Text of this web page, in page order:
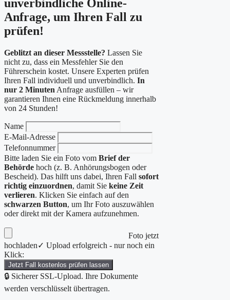
unverbindliche Online-
Anfrage, um Ihren Fall zu
prüfen!
Geblitzt an dieser Messstelle? Lassen Sie
nicht zu, dass ein Messfehler Sie den
Führerschein kostet. Unsere Experten prüfen
Ihren Fall individuell und unverbindlich. In
nur 2 Minuten Anfrage ausfüllen – wir
garantieren Ihnen eine Rückmeldung innerhalb
von 24 Stunden!
Name
E-Mail-Adresse
Telefonnummer
Bitte laden Sie ein Foto vom Brief der
Behörde hoch (z. B. Anhörungsbogen oder
Bescheid). Das hilft uns dabei, Ihren Fall sofort
richtig einzuordnen, damit Sie keine Zeit
verlieren. Klicken Sie einfach auf den
schwarzen Button, um Ihr Foto auszuwählen
oder direkt mit der Kamera aufzunehmen.
Foto jetzt
hochladen✓ Upload erfolgreich - nur noch ein
Klick:
Jetzt Fall kostenlos prüfen lassen
🔒 Sicherer SSL-Upload. Ihre Dokumente
werden verschlüsselt übertragen.